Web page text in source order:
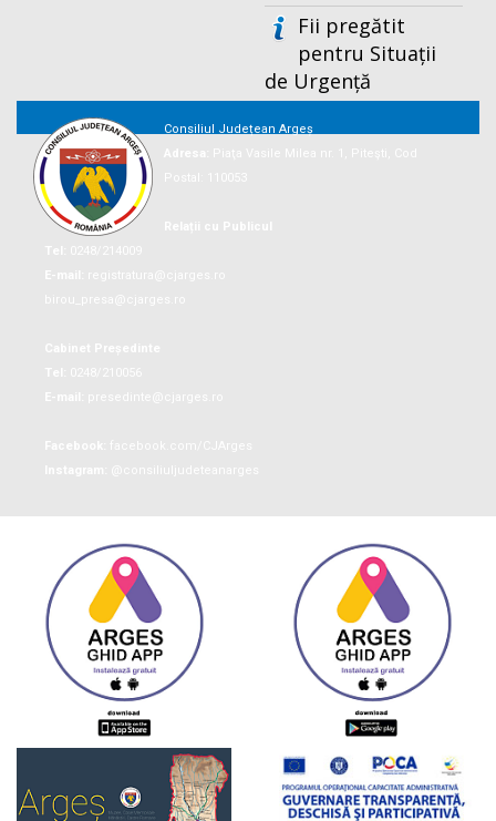
Fii pregătit
pentru Situații
de Urgență
Consiliul Județean Argeș